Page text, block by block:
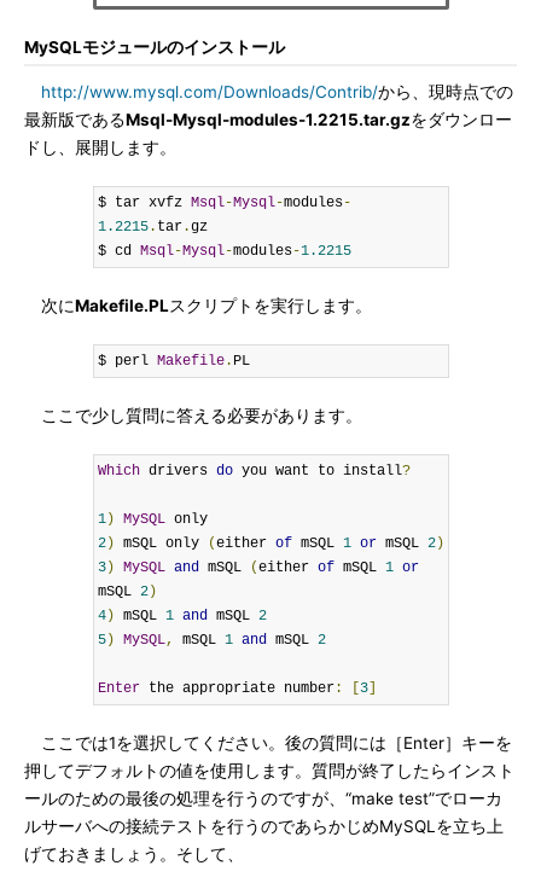
MySQLモジュールのインストール
http://www.mysql.com/Downloads/Contrib/から、現時点での
最新版であるMsql-Mysql-modules-1.2215.tar.gzをダウンロー
ドし、展開します。
$ tar xvfz Msql-Mysql-modules-
1.2215. tar.gz
$ cd Msql-Mysql-modules-1.2215
次にMakefile.PLスクリプトを実行します。
$ perl Makefile. PL
ここで少し質問に答える必要があります。
Which drivers do you want to install?
1) MySQL
only
2) mSQL only (either of mSQL 1 or mSQL 2)
3) MySQL and mSQL (either of mSQL 1 or
mSQL 2)
4) mSQL 1 and mSQL 2
5) MySQL, mSQL 1 and mSQL 2
Enter the appropriate number: 3]
ここでは1を選択してください。後の質問には［Enter］キーを
押してデフォルトの値を使用します。質問が終了したらインスト
ールのための最後の処理を行うのですが、“make test”でローカ
ルサーバへの接続テストを行うのであらかじめMySQLを立ち上
げておきましょう。そして、